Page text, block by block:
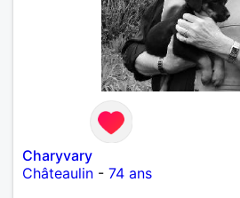
Charyvary
Châteaulin - 74 ans